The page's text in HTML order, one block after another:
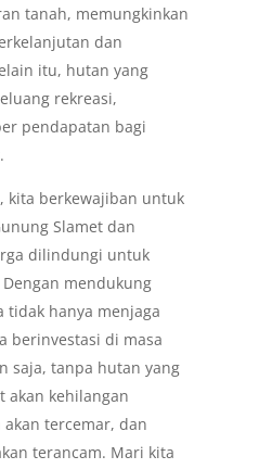
tanah, memungkinkan
dan
itu, hutan yang
rekreasi,
pendapatan bagi
kita berkewajiban untuk
Slamet dan
dilindungi untuk
mendukung
tidak hanya menjaga
berinvestasi di masa
saja, tanpa hutan yang
akan kehilangan
tercemar, dan
terancam. Mari kita